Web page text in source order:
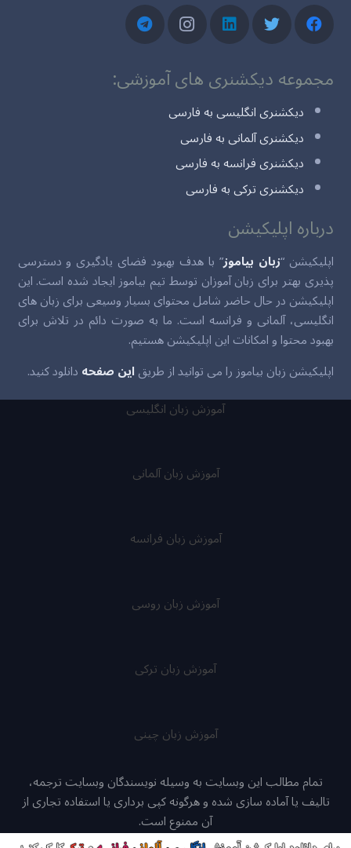
مجموعه دیکشنری های آموزشی:
دیکشنری انگلیسی به فارسی
دیکشنری آلمانی به فارسی
دیکشنری فرانسه به فارسی
دیکشنری ترکی به فارسی
درباره اپلیکیشن
اپلیکیشن “زبان بیاموز” با هدف بهبود فضای یادگیری و دسترسی
پذیری بهتر برای زبان آموزان توسط تیم بیاموز ایجاد شده است. این
اپلیکیشن در حال حاضر شامل محتوای بسیار وسیعی برای زبان های
انگلیسی، آلمانی و فرانسه است. ما به صورت دائم در تلاش برای
بهبود محتوا و امکانات این اپلیکیشن هستیم.
اپلیکیشن زبان بیاموز را می توانید از طریقاین صفحهدانلود کنید.
آموزش زبان انگلیسی
آموزش زبان آلمانی
آموزش زبان فرانسه
آموزش زبان روسی
آموزش زبان ترکی
آموزش زبان چینی
تمام مطالب این وبسایت به وسیله نویسندگان وبسایت ترجمه،
تالیف یا آماده سازی شده و هرگونه کپی برداری یا استفاده تجاری از
آن ممنوع است.